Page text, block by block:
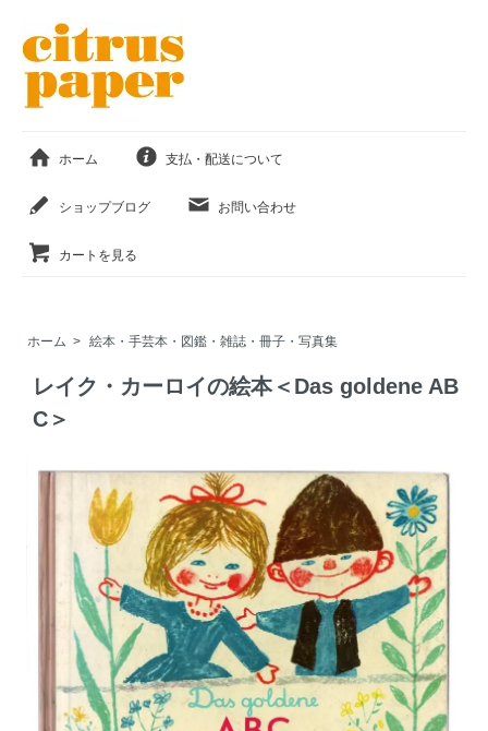
ホーム 支払・配送について
ショップブログ お問い合わせ
カートを見る
ホーム > 絵本・手芸本・図鑑・雑誌・冊子・写真集
レイク・カーロイの絵本＜Das goldene AB
C＞